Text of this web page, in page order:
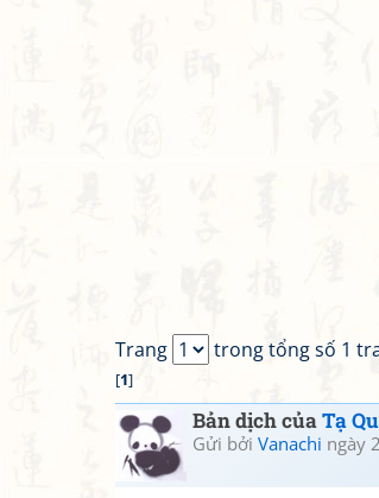
Trang trong tổng số 1
[1]
Bản dịch củaTạ
Gửi bởi Vanachi ngày